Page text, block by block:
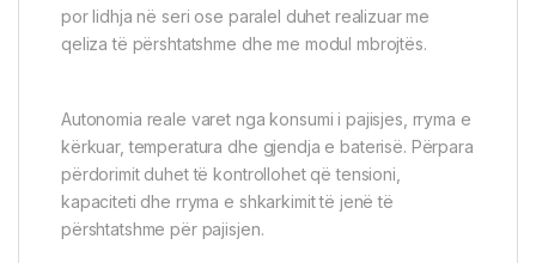
por lidhja në seri ose paralel duhet realizuar me
qeliza të përshtatshme dhe me modul mbrojtës.
Autonomia reale varet nga konsumi i pajisjes, rryma e
kërkuar, temperatura dhe gjendja e baterisë. Përpara
përdorimit duhet të kontrollohet që tensioni,
kapaciteti dhe rryma e shkarkimit të jenë të
përshtatshme për pajisjen.